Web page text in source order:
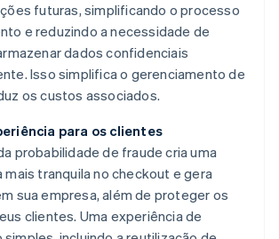
futuras, simplificando o processo
e reduzindo a necessidade de
dados confidenciais
Isso simplifica o gerenciamento de
os custos associados.
para os clientes
probabilidade de fraude cria uma
mais tranquila no checkout e gera
sua empresa, além de proteger os
clientes. Uma experiência de